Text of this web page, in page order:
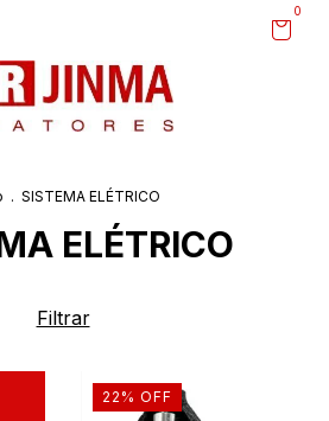
0
. SISTEMA ELÉTRICO
ELÉTRICO
Filtrar
22 % OFF